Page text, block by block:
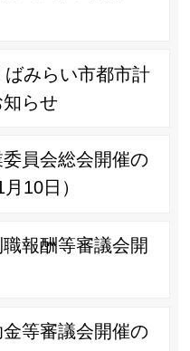
みらい市都市計
らせ
員会総会開催の
10日）
報酬等審議会開
等審議会開催の